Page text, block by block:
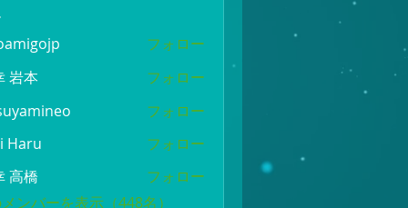
フォロー
岩本
フォロー
フォロー
Haru
フォロー
高橋
フォロー
ンバーを表示（448名）